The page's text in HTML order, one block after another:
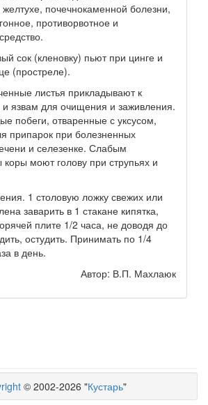
почечнокаменной болезни,
противорвотное и
сок (кленовку) пьют при цинге и
(простреле).
листья прикладывают к
язвам для очищения и заживления.
побеги, отваренные с уксусом,
припарок при болезненных
и селезенке. Слабым
коры моют голову при струпьях и
1 столовую ложку свежих или
заварить в 1 стакане кипятка,
плите 1/2 часа, не доводя до
остудить. Принимать по 1/4
в день.
Автор: В.П. Махлаюк
© 2002-2026 "Кустарь"